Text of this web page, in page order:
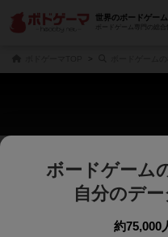
世界のボードゲー
ボードゲーム専門の総合
じっくり表示
商品名、商品説明文、デザ
ボードゲーム
自分のデ
約75,000